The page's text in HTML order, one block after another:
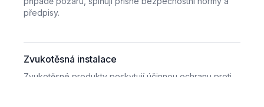
předpisy.
Zvukotěsná instalace
Zvukotěsné produkty poskytují účinnou ochranu proti